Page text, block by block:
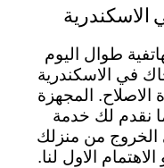
طوال اليوم
في الاسكندرية
الاصلاح. المجهزة
نقدم لك خدمة
الخروج من منزلك
الاول لنا.